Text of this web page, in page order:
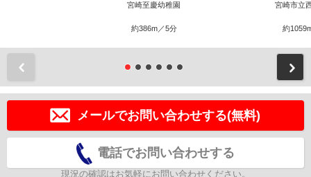
宮崎至慶幼稚園
約386m／5分
宮崎市立
約
メールでお問い合わせする(無料)
電話でお問い合わせする
現況の確認はお気軽にお問い合わせください。